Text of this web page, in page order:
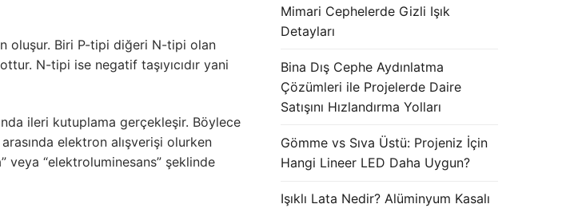
oluşur. Biri P-tipi diğeri N-tipi olan
N-tipi ise negatif taşıyıcıdır yani
ileri kutuplama gerçekleşir. Böylece
elektron alışverişi olurken
veya “elektroluminesans” şeklinde
Mimari Cephelerde Gizli Işık
Detayları
Bina Dış Cephe Aydınlatma
Çözümleri ile Projelerde Daire
Satışını Hızlandırma Yolları
Gömme vs Sıva Üstü: Projeniz İçin
Hangi Lineer LED Daha Uygun?
Işıklı Lata Nedir? Alüminyum Kasalı